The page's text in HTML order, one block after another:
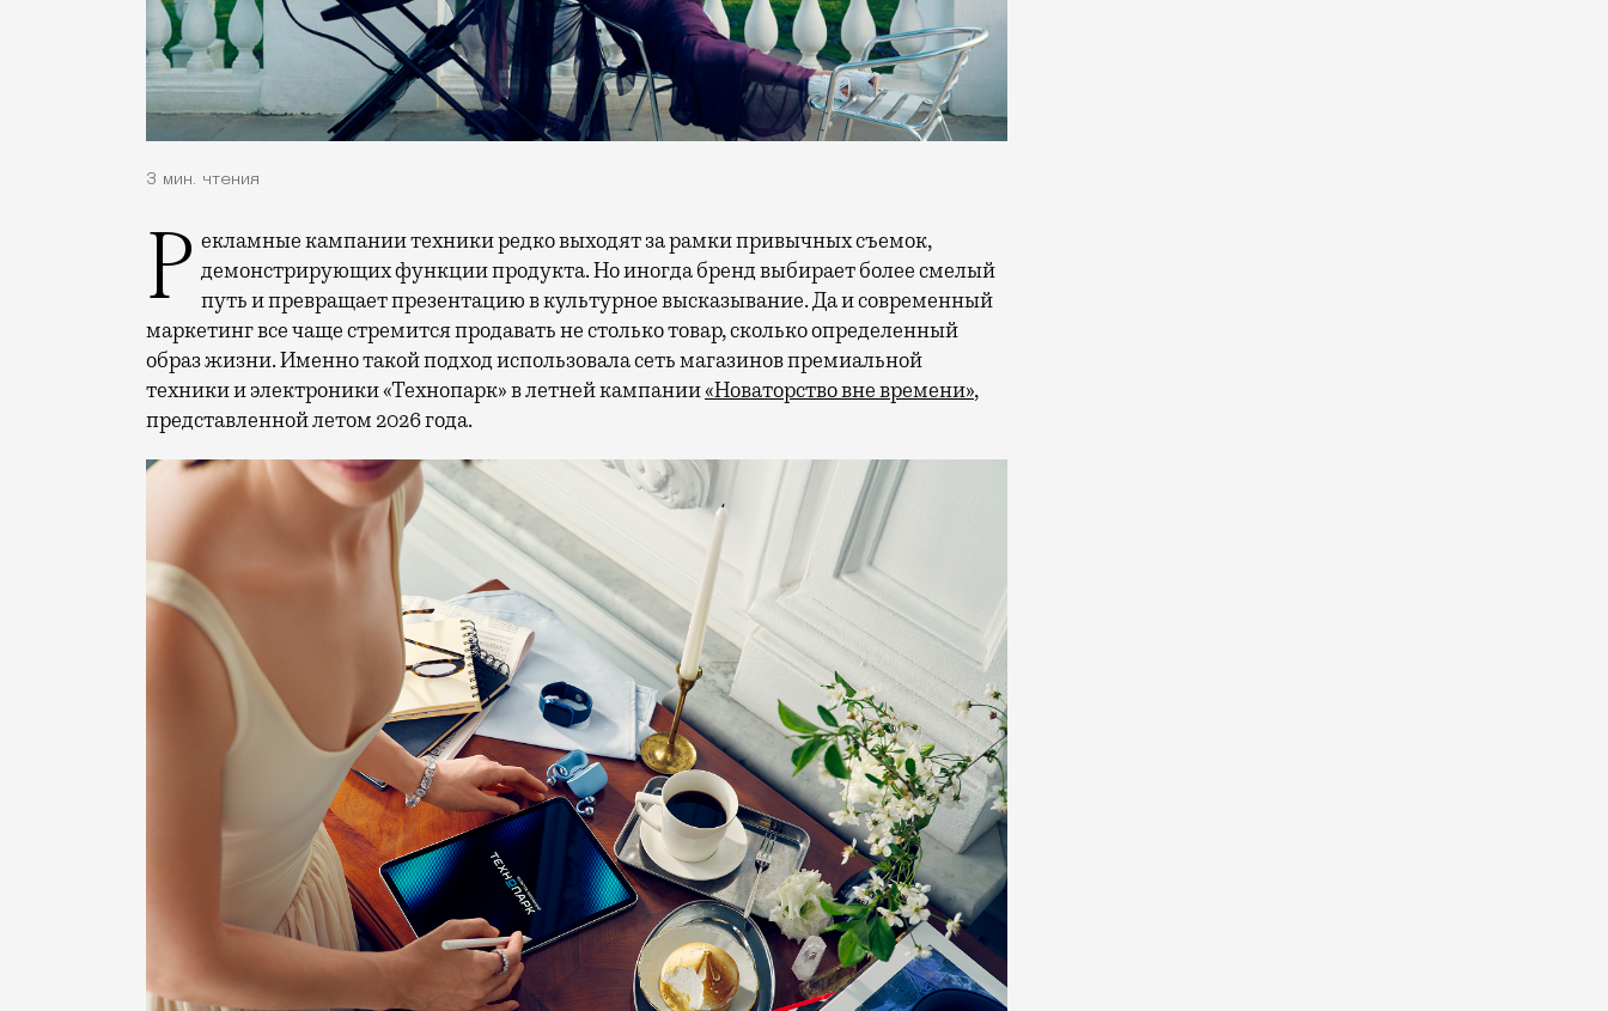
3 мин. чтения
Рекламные кампании техники редко выходят за рамки привычных съемок, демонстрирующих функции продукта. Но иногда бренд выбирает более смелый
путь и превращает презентацию в культурное высказывание. Да и современный
маркетинг все чаще стремится продавать не столько товар, сколько определенный
образ жизни. Именно такой подход использовала сеть магазинов премиальной
техники и электроники «Технопарк» в летней кампании«Новаторство вне времени»,
представленной летом 2026 года.